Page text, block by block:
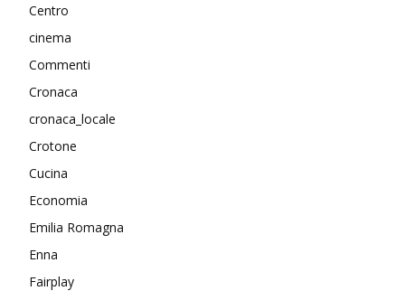
Centro
cinema
Commenti
Cronaca
cronaca_locale
Crotone
Cucina
Economia
Emilia Romagna
Enna
Fairplay